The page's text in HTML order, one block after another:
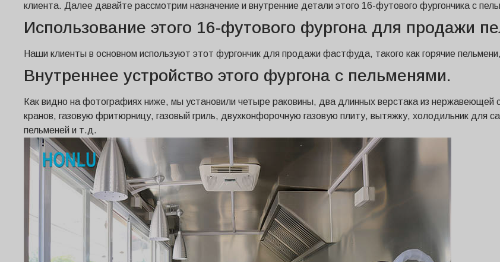
клиента. Далее давайте рассмотрим назначение и внутренние детали этого 16-футового фургончика с
Использование этого 16-футового фургона для продажи
Наши клиенты в основном используют этот фургончик для продажи фастфуда, такого как горячие
Внутреннее устройство этого фургона с пельменями.
Как видно на фотографиях ниже, мы установили четыре раковины, два длинных верстака из нержавеющей
кранов, газовую фритюрницу, газовый гриль, двухконфорочную газовую плиту, вытяжку, холодильник для
пельменей и т.д.